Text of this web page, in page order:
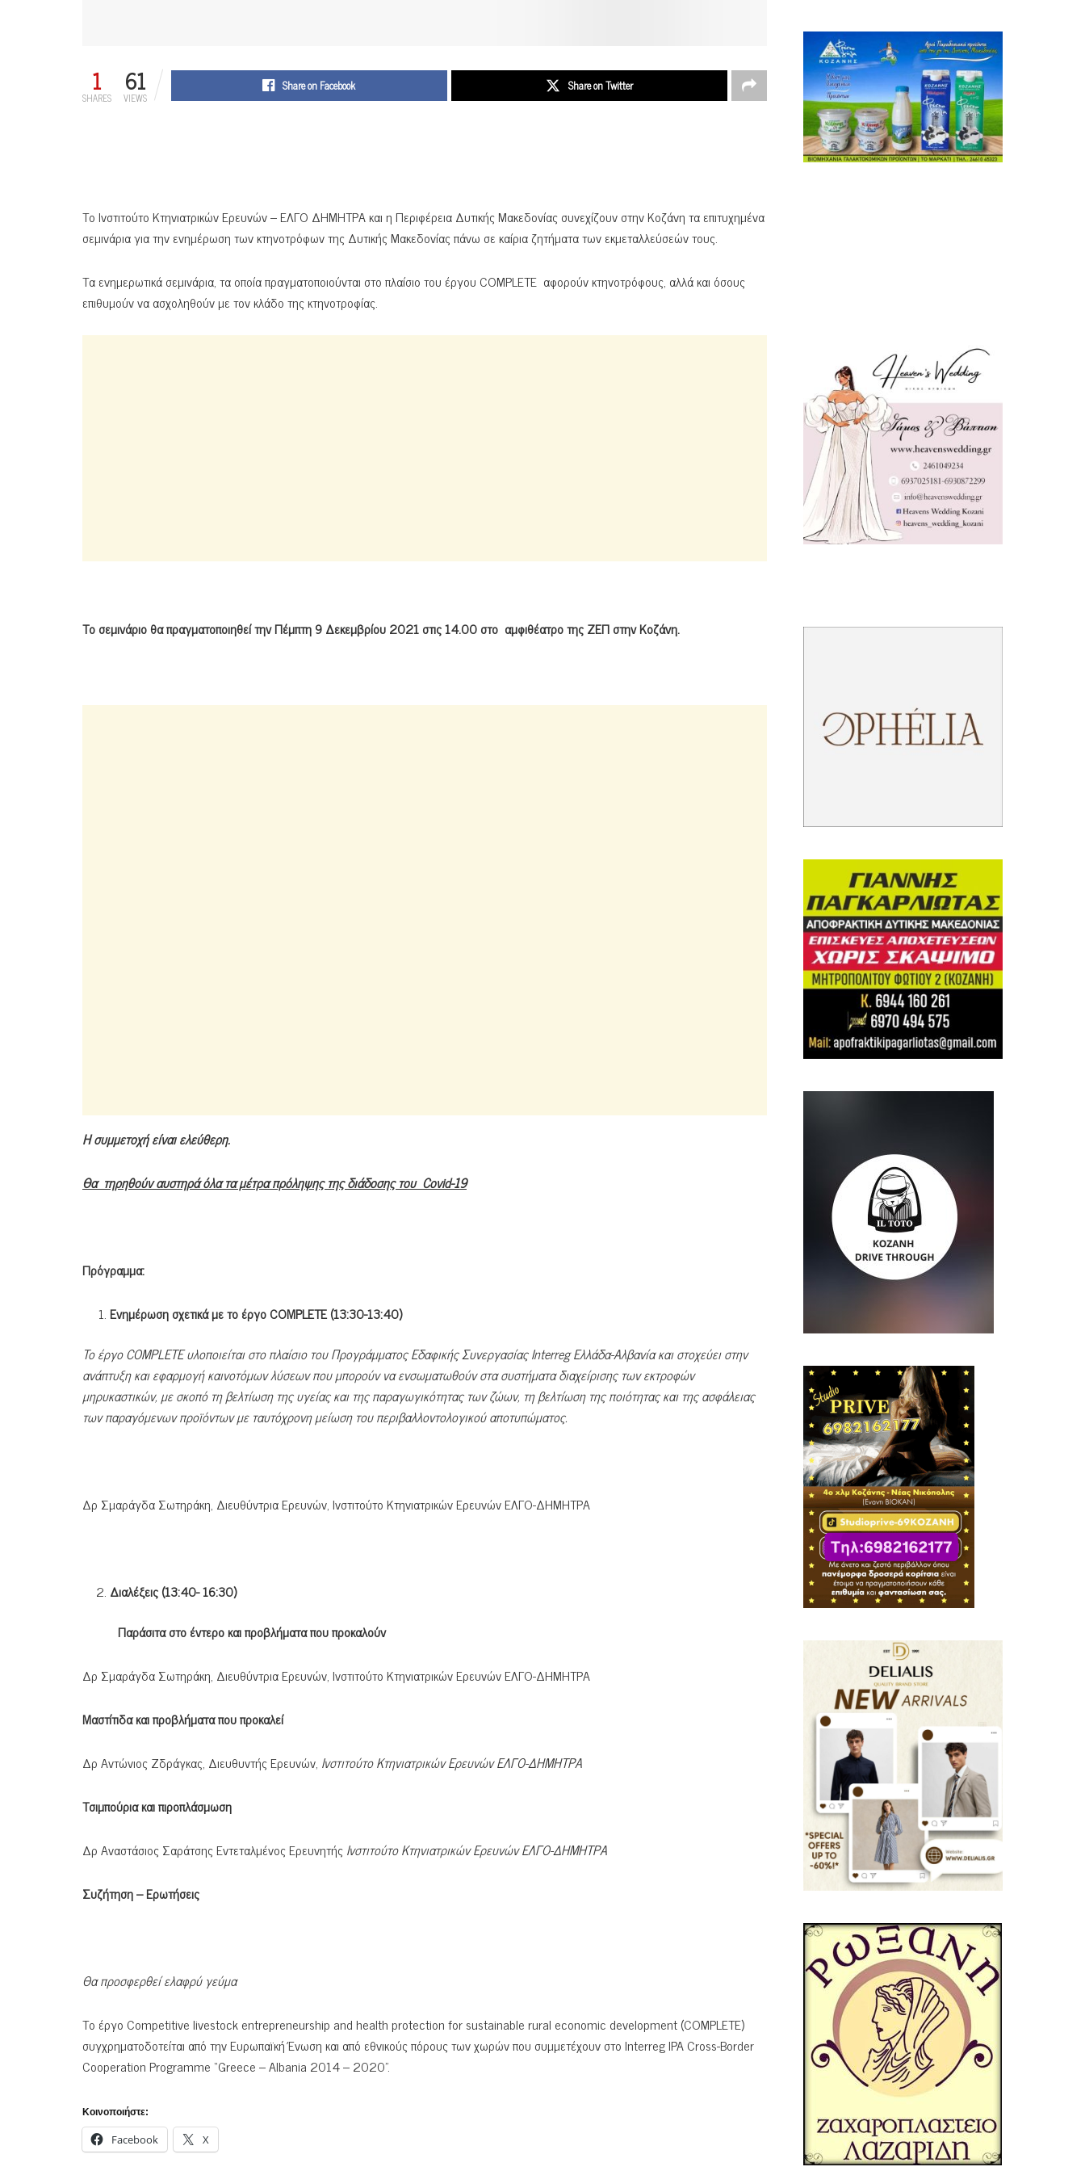
1
SHARES 61
VIEWS
Share on Facebook Share on Twitter
Το Ινστιτούτο Κτηνιατρικών Ερευνών – ΕΛΓΟ ΔΗΜΗΤΡΑ και η Περιφέρεια Δυτικής Μακεδονίας συνεχίζουν στην Κοζάνη τα επιτυχημένα
σεμινάρια για την ενημέρωση των κτηνοτρόφων της Δυτικής Μακεδονίας πάνω σε καίρια ζητήματα των εκμεταλλεύσεών τους.
Τα ενημερωτικά σεμινάρια, τα οποία πραγματοποιούνται στο πλαίσιο του έργου COMPLETE αφορούν κτηνοτρόφους, αλλά και όσους
επιθυμούν να ασχοληθούν με τον κλάδο της κτηνοτροφίας.
Το σεμινάριο θα πραγματοποιηθεί την Πέμπτη 9 Δεκεμβρίου 2021 στις 14.00 στο αμφιθέατρο της ΖΕΠ στην Κοζάνη.
Η συμμετοχή είναι ελεύθερη.
Θα τηρηθούν αυστηρά όλα τα μέτρα πρόληψης της διάδοσης του Covid-19
Πρόγραμμα:
Ενημέρωση σχετικά με το έργοCOMPLETE(13:30-13:40)
ToέργοCOMPLETEυλοποιείται στο πλαίσιο του Προγράμματος Εδαφικής ΣυνεργασίαςInterregΕλλάδα-Αλβανία και στοχεύει στην
ανάπτυξη και εφαρμογή καινοτόμων λύσεων που μπορούν να ενσωματωθούν στα συστήματα διαχείρισης των εκτροφών
μηρυκαστικών, με σκοπό τη βελτίωση της υγείας και της παραγωγικότητας των ζώων, τη βελτίωση της ποιότητας και της ασφάλειας
των παραγόμενων προϊόντων με ταυτόχρονη μείωση του περιβαλλοντολογικού αποτυπώματος.
Δρ Σμαράγδα Σωτηράκη, Διευθύντρια Ερευνών, Ινστιτούτο Κτηνιατρικών Ερευνών ΕΛΓΟ-ΔΗΜΗΤΡΑ
Διαλέξεις (13:40- 16:30)
Παράσιτα στο έντερο και προβλήματα που προκαλούν
Δρ Σμαράγδα Σωτηράκη, Διευθύντρια Ερευνών, Ινστιτούτο Κτηνιατρικών Ερευνών ΕΛΓΟ-ΔΗΜΗΤΡΑ
Μαστίτιδα και προβλήματα που προκαλεί
Δρ Αντώνιος Ζδράγκας, Διευθυντής Ερευνών, Ινστιτούτο Κτηνιατρικών Ερευνών ΕΛΓΟ-ΔΗΜΗΤΡΑ
Τσιμπούρια και πιροπλάσμωση
Δρ Αναστάσιος Σαράτσης Εντεταλμένος ΕρευνητήςΙνστιτούτο Κτηνιατρικών Ερευνών ΕΛΓΟ-ΔΗΜΗΤΡΑ
Συζήτηση – Ερωτήσεις
Θα προσφερθεί ελαφρύ γεύμα
Το έργο Competitive livestock entrepreneurship and health protection for sustainable rural economic development (COMPLETE)
συγχρηματοδοτείται από την Ευρωπαϊκή Ένωση και από εθνικούς πόρους των χωρών που συμμετέχουν στο Interreg IPA Cross-Border
Cooperation Programme “Greece – Albania 2014 – 2020”.
Κοινοποιήστε:
Facebook X